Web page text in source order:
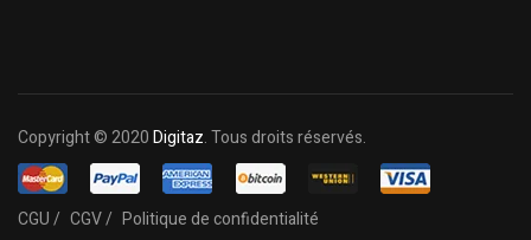
Copyright © 2020Digitaz. Tous droits réservés.
CGU / CGV / Politique de confidentialité